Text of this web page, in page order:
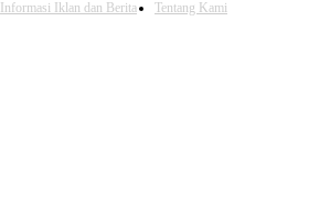
Informasi Iklan dan Berita Tentang Kami